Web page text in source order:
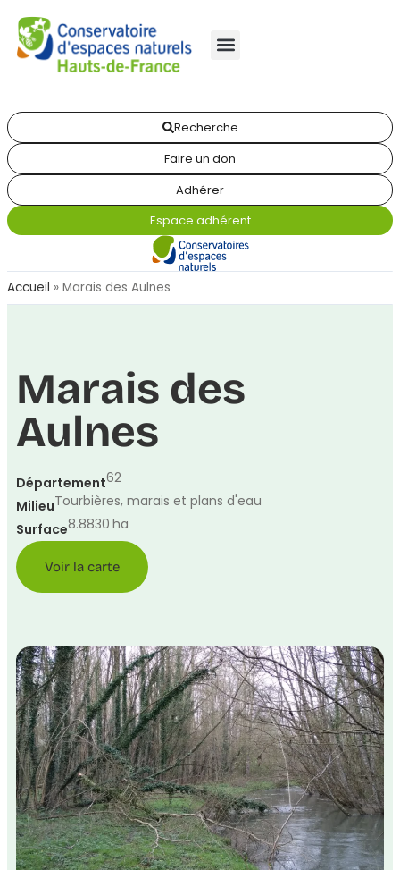
Recherche
Faire un don
Adhérer
Espace adhérent
Accueil » Marais des Aulnes
Marais des
Aulnes
Département62
MilieuTourbières, marais et plans d'eau
Surface8.8830 ha
Voir la carte